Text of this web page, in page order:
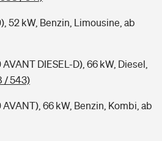
52 kW, Benzin, Limousine, ab
DIESEL-D), 66 kW, Diesel,
/ 543)
66 kW, Benzin, Kombi, ab